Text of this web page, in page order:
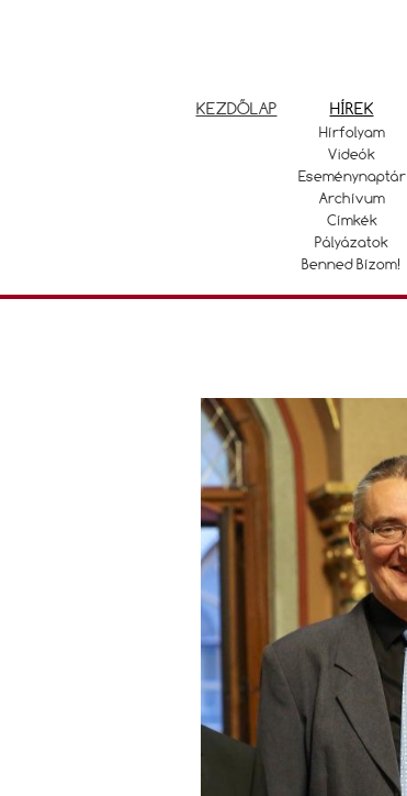
KEZDŐLAP HÍREK
Hírfolyam
Videók
Eseménynaptár
Archívum
Címkék
Pályázatok
Benned Bízom!